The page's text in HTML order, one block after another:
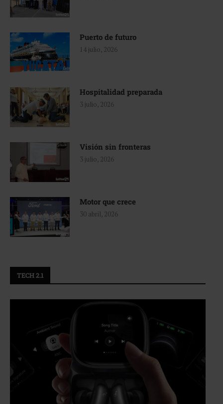
Puerto de futuro
14 julio, 2026
Hospitalidad preparada
3 julio, 2026
Visión sin fronteras
3 julio, 2026
Motor que crece
30 abril, 2026
TECH 2.1